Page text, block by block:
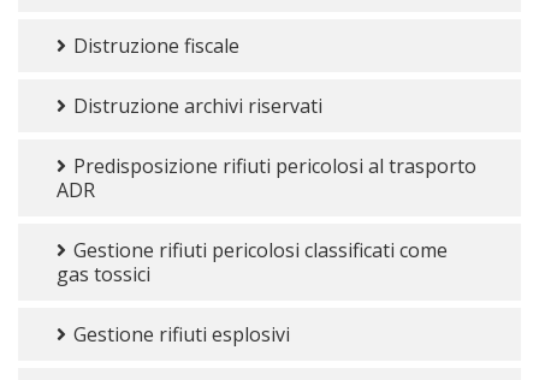
Distruzione fiscale
Distruzione archivi riservati
Predisposizione rifiuti pericolosi al trasporto
ADR
Gestione rifiuti pericolosi classificati come
gas tossici
Gestione rifiuti esplosivi